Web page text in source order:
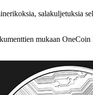
salakuljetuksia
mukaan